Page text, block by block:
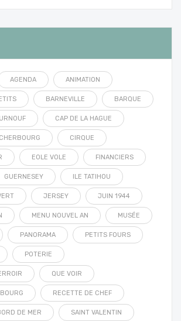
AGENDA ANIMATION
BARNEVILLE BARQUE
CAP DE LA HAGUE
CIRQUE
EOLE VOLE FINANCIERS
GUERNESEY ILE TATIHOU
JERSEY JUIN 1944
MENU NOUVEL AN MUSÉE
PANORAMA PETITS FOURS
POTERIE
QUE VOIR
RECETTE DE CHEF
DE MER SAINT VALENTIN